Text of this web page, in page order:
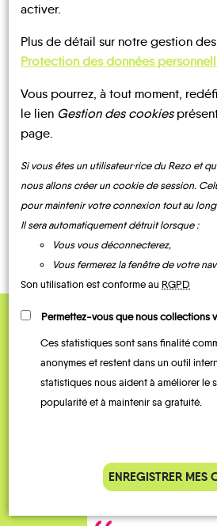
UN AVIS, UN
CONTACTEZ-
activer.
Plus de détail sur notre gestion
Protection des données
Vous pourrez, à tout moment,
le lien Gestion des cookies
page.
Si vous êtes un utilisateur·rice du Rezo et
nous allons créer un cookie de session.
pour maintenir votre connexion tout au
Il sera automatiquement détruit lorsque :
Vous vous déconnecterez,
Vous fermerez la fenêtre de votre
Son utilisation est conforme au RGPD
Permettez-vous que nous collections
Ces statistiques sont sans finalité
anonymes et restent dans un outil
statistiques nous aident à améliorer le
popularité et à maintenir sa gratuité.
ENREGISTRER MES